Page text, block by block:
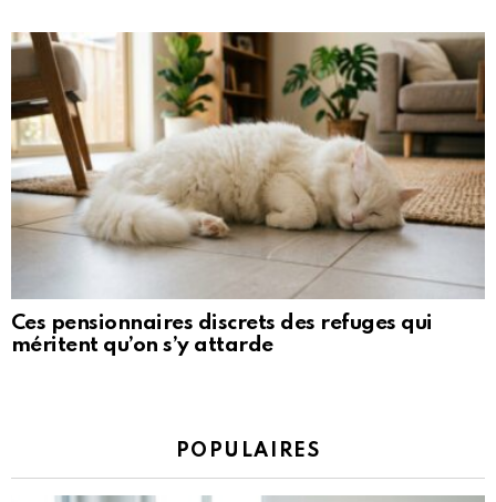
Ces pensionnaires discrets des refuges qui
méritent qu’on s’y attarde
POPULAIRES